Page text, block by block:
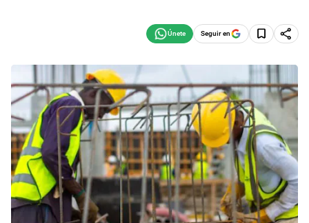
Seguir en